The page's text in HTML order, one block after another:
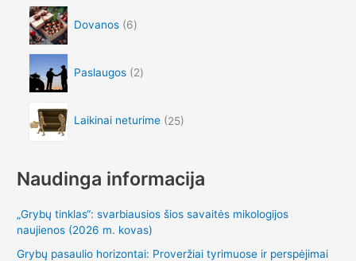
Dovanos 6
Paslaugos 2
Laikinai neturime 25
Naudinga informacija
„Grybų tinklas“: svarbiausios šios savaitės mikologijos
naujienos (2026 m. kovas)
Grybų pasaulio horizontai: Proveržiai tyrimuose ir perspėjimai